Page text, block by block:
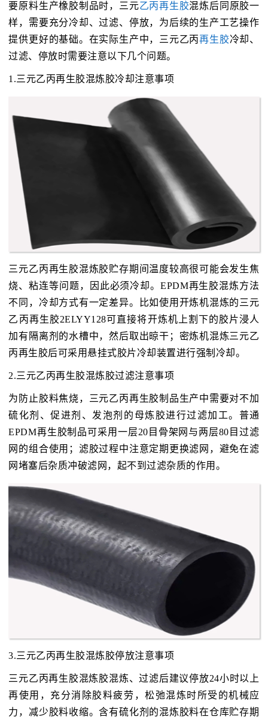
要原料生产橡胶制品时，三元乙丙再生胶混炼后同原胶一
样，需要充分冷却、过滤、停放，为后续的生产工艺操作
提供更好的基础。在实际生产中，三元乙丙再生胶冷却、
过滤、停放时需要注意以下几个问题。
1.三元乙丙再生胶混炼胶冷却注意事项
三元乙丙再生胶混炼胶贮存期间温度较高很可能会发生焦
烧、粘连等问题，因此必须冷却。EPDM再生胶混炼方法
不同，冷却方式有一定差异。比如使用开炼机混炼的三元
乙丙再生胶2ELYY128可直接将开炼机上割下的胶片浸人
加有隔离剂的水槽中，然后取出晾干；密炼机混炼三元乙
丙再生胶后可采用悬挂式胶片冷却装置进行强制冷却。
2.三元乙丙再生胶混炼胶过滤注意事项
为防止胶料焦烧，三元乙丙再生胶制品生产中需要对不加
硫化剂、促进剂、发泡剂的母炼胶进行过滤加工。普通
EPDM再生胶制品可采用一层20目骨架网与两层80目过滤
网的组合使用；滤胶过程中注意定期更换滤网，避免在滤
网堵塞后杂质冲破滤网，起不到过滤杂质的作用。
3.三元乙丙再生胶混炼胶停放注意事项
三元乙丙再生胶混炼胶混炼、过滤后建议停放24小时以上
再使用，充分消除胶料疲劳，松弛混炼时所受的机械应
力，减少胶料收缩。含有硫化剂的混炼胶料在仓库贮存期